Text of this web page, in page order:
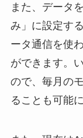
また、データ
み」に設定す
ータ通信を使
ができます。
ので、毎月の
ることも可能